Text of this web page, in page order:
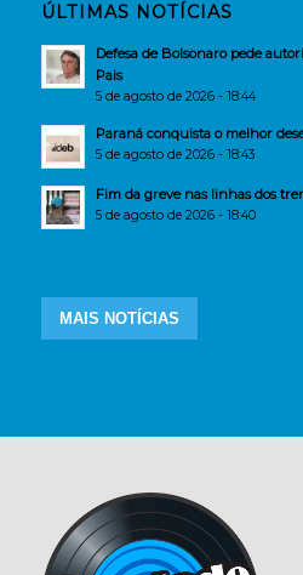
ÚLTIMAS NOTÍCIAS
Defesa de Bolsonaro pede
Pais
5 de agosto de 2026 - 18:44
Paraná conquista o melhor
5 de agosto de 2026 - 18:43
Fim da greve nas linhas dos
5 de agosto de 2026 - 18:40
MAIS NOTÍCIAS